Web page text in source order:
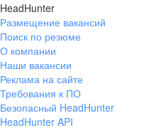
HeadHunter
Размещение вакансий
Поиск по резюме
О компании
Наши вакансии
Реклама на сайте
Требования к ПО
Безопасный HeadHunter
HeadHunter API